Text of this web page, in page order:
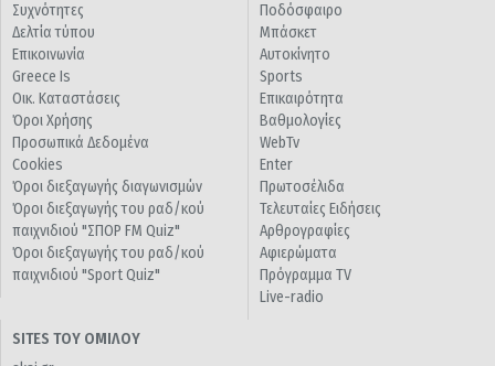
Συχνότητες
Δελτία τύπου
Επικοινωνία
Greece Is
Οικ. Καταστάσεις
Όροι Χρήσης
Προσωπικά Δεδομένα
Cookies
Όροι διεξαγωγής διαγωνισμών
Όροι διεξαγωγής του ραδ/κού
παιχνιδιού "ΣΠΟΡ FM Quiz"
Όροι διεξαγωγής του ραδ/κού
παιχνιδιού "Sport Quiz"
Ποδόσφαιρο
Μπάσκετ
Αυτοκίνητο
Sports
Επικαιρότητα
Βαθμολογίες
WebTv
Enter
Πρωτοσέλιδα
Τελευταίες Ειδήσεις
Αρθρογραφίες
Αφιερώματα
Πρόγραμμα TV
Live-radio
SITES ΤΟΥ ΟΜΙΛΟΥ